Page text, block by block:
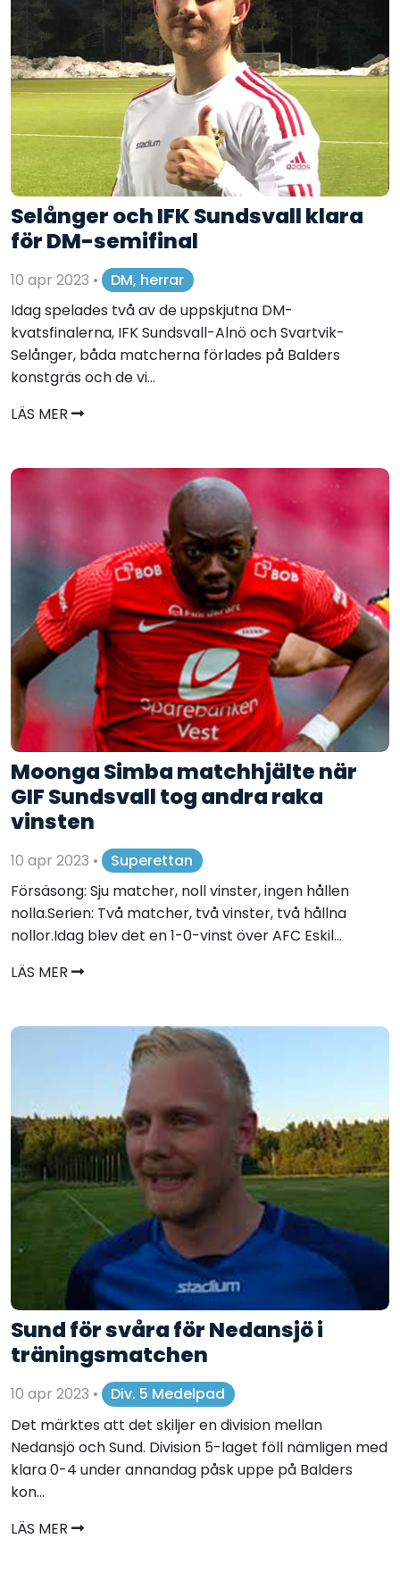
Selånger och IFK Sundsvall klara
för DM-semifinal
10 apr 2023 •
DM, herrar
Idag spelades två av de uppskjutna DM-
kvatsfinalerna, IFK Sundsvall-Alnö och Svartvik-
Selånger, båda matcherna förlades på Balders
konstgräs och de vi...
LÄS MER
Moonga Simba matchhjälte när
GIF Sundsvall tog andra raka
vinsten
10 apr 2023 •
Superettan
Försäsong: Sju matcher, noll vinster, ingen hållen
nolla.Serien: Två matcher, två vinster, två hållna
nollor.Idag blev det en 1-0-vinst över AFC Eskil...
LÄS MER
Sund för svåra för Nedansjö i
träningsmatchen
10 apr 2023 •
Div. 5 Medelpad
Det märktes att det skiljer en division mellan
Nedansjö och Sund. Division 5-laget föll nämligen med
klara 0-4 under annandag påsk uppe på Balders
kon...
LÄS MER